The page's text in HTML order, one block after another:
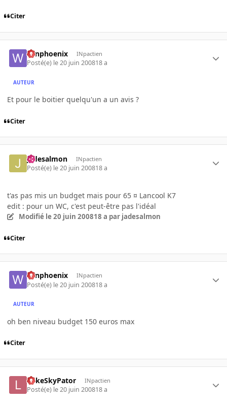
Citer
winphoenix INpactien
Posté(e) le 20 juin 200818 a
AUTEUR
Et pour le boitier quelqu'un a un avis ?
Citer
jadesalmon INpactien
Posté(e) le 20 juin 200818 a
t'as pas mis un budget mais pour 65 ¤ Lancool K7
edit : pour un WC, c'est peut-être pas l'idéal
Modifié le 20 juin 200818 a par jadesalmon
Citer
winphoenix INpactien
Posté(e) le 20 juin 200818 a
AUTEUR
oh ben niveau budget 150 euros max
Citer
LukeSkyPator INpactien
Posté(e) le 20 juin 200818 a